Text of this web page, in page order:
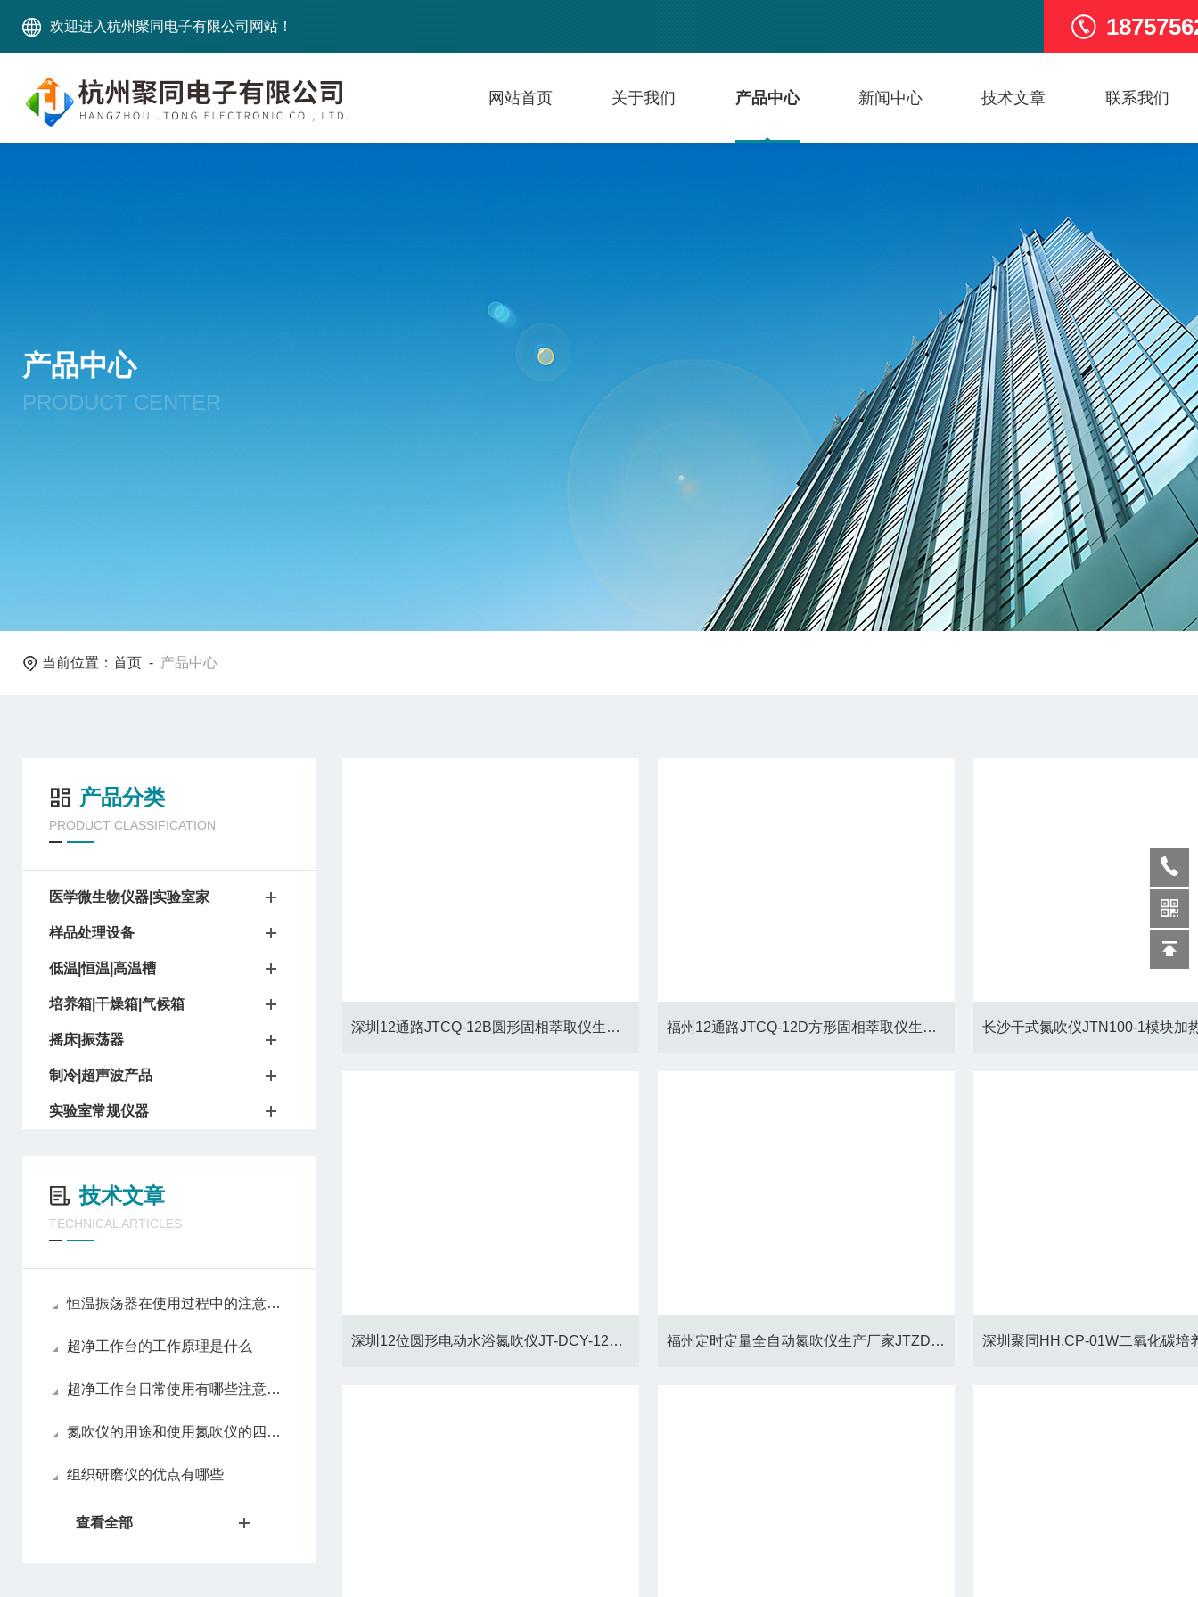
欢迎进入杭州聚同电子有限公司网站！
网站首页 关于我们 产品中心 新闻中心 技术文章 联系我们
产品中心
PRODUCT CENTER
当前位置： 首页 - 产品中心
产品分类
PRODUCT CLASSIFICATION
医学微生物仪器|实验室家
样品处理设备
低温|恒温|高温槽
培养箱|干燥箱|气候箱
摇床|振荡器
制冷|超声波产品
实验室常规仪器
技术文章
TECHNICAL ARTICLES
恒温振荡器在使用过程中的注意事项
超净工作台的工作原理是什么
超净工作台日常使用有哪些注意事项
氮吹仪的用途和使用氮吹仪的四大优势
组织研磨仪的优点有哪些
查看全部
深圳12通路JTCQ-12B圆形固相萃取仪生产厂家、* 福州12通路JTCQ-12D方形固相萃取仪生产厂家、安装调试
深圳12位圆形电动水浴氮吹仪JT-DCY-12SL*、注意事项 福州定时定量全自动氮吹仪生产厂家JTZD-DCY12S选购要点